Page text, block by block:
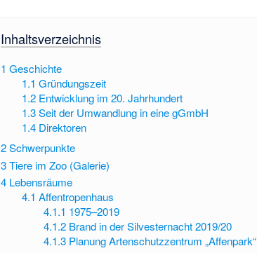
Inhaltsverzeichnis
1 Geschichte
1.1 Gründungszeit
1.2 Entwicklung im 20. Jahrhundert
1.3 Seit der Umwandlung in eine gGmbH
1.4 Direktoren
2Schwerpunkte
3Tiere im Zoo (Galerie)
4 Lebensräume
4.1 Affentropenhaus
4.1.1 1975–2019
4.1.2 Brand in der Silvesternacht 2019/20
4.1.3 Planung Artenschutzzentrum „Affenpark“